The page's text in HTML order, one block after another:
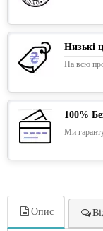
Низькі
На всю
100%
Ми
Опис